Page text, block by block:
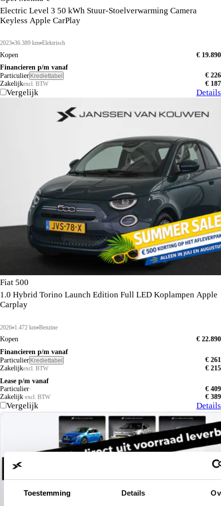
Toestemming Details
Electric Level 3 50 kWh Stuur-Stoelverwarming Camera
Keyless Apple CarPlay
2023 36.389 km Elektrisch
Kopen
€ 19.890
Financieren p/m vanaf
Particulier Krediettabel
€ 226
Zakelijkexcl. BTW € 187
Vergelijk Details
Fiat 500
1.0 Hybrid Torino Launch Edition Full LED Koplampen Apple
Carplay
2026 1.472 km Benzine
Kopen
€ 22.890
Financieren p/m vanaf
Particulier Krediettabel
€ 261
Zakelijkexcl. BTW
€ 215
Lease p/m vanaf
Particulier
€ 409
Zakelijk excl. BTW € 389
Vergelijk Details